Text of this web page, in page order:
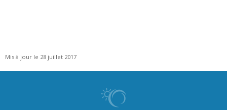
Mis à jour le 28 juillet 2017